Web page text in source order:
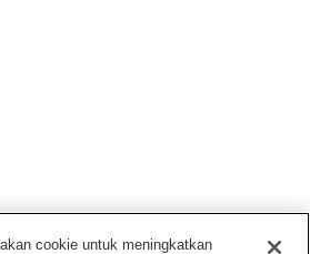
cookie untuk meningkatkan